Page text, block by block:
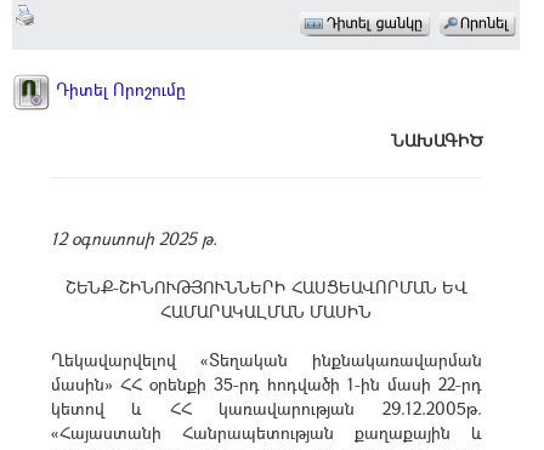
Դիտել Որոշումը
ՆԱԽԱԳԻԾ
12 օգոստոսի 2025 թ.
ՇԵՆՔ-ՇԻՆՈՒԹՅՈՒՆՆԵՐԻ ՀԱՍՑԵԱՎՈՐՄԱՆ ԵՎ
ՀԱՄԱՐԱԿԱԼՄԱՆ ՄԱՍԻՆ
Ղեկավարվելով «Տեղական ինքնակառավարման
մասին» ՀՀ օրենքի 35-րդ հոդվածի 1-ին մասի 22-րդ
կետով և ՀՀ կառավարության 29.12.2005թ.
«Հայաստանի Հանրապետության քաղաքային և